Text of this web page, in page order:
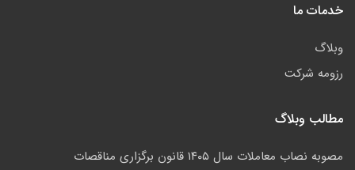
خدمات ما
وبلاگ
رزومه شرکت
مطالب وبلاگ
مصوبه نصاب معاملات سال ۱۴۰۵ قانون برگزاری مناقصات